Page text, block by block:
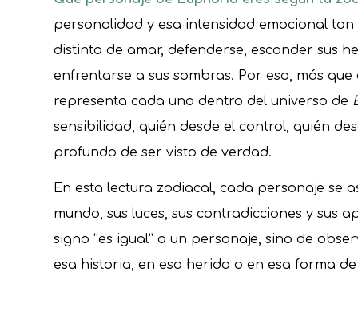
personalidad y esa intensidad emocional
distinta de amar, defenderse, esconder sus
enfrentarse a sus sombras. Por eso, más
representa cada uno dentro del universo de
sensibilidad, quién desde el control, quién
profundo de ser visto de verdad.
En esta lectura zodiacal, cada personaje se
mundo, sus luces, sus contradicciones y sus
signo “es igual” a un personaje, sino de
esa historia, en esa herida o en esa forma